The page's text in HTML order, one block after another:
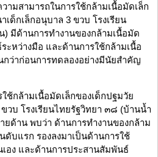
มสามารถในการใช้กล้ามเนื้อมัดเล็ก
ด็กเล็กอนุบาล 3 ขวบ โรงเรียน
มีด้านการทำงานของกล้ามเนื้อมัด
ะหว่างมือ และด้านการใช้กล้ามเนื้อ
กว่าก่อนการทดลองอย่างมีนัยสำคัญ
ช้กล้ามเนื้อมัดเล็กของเด็กปฐมวัย
วบ โรงเรียนไทยรัฐวิทยา ๓๘ (บ้านน้ำ
ยด้าน พบว่า ด้านการทำงานของกล้าม
ดับแรก รองลงมาเป็นด้านการใช้
อง และด้านการประสานสัมพันธ์